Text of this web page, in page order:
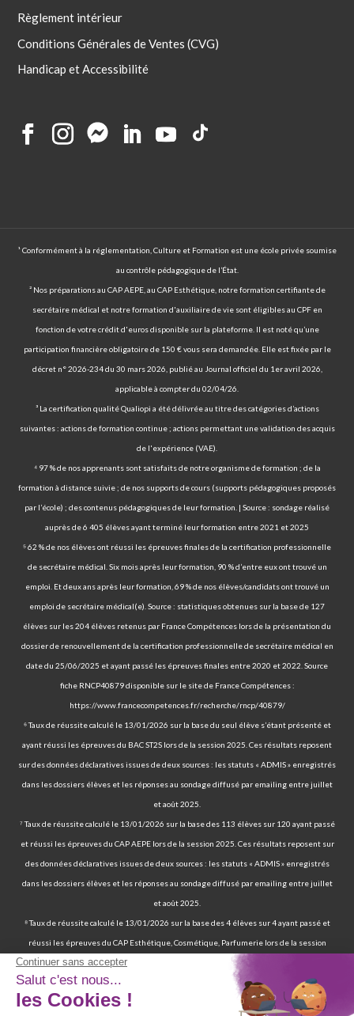
Règlement intérieur
Conditions Générales de Ventes (CVG)
Handicap et Accessibilité
¹ Conformément à la réglementation, Culture et Formation est une école privée soumise
au contrôle pédagogique de l’État.
² Nos préparations au CAP AEPE, au CAP Esthétique, notre formation certifiante de
secrétaire médical et notre formation d'auxiliaire de vie sont éligibles au CPF en
fonction de votre crédit d'euros disponible sur la plateforme. Il est noté qu’une
participation financière obligatoire de 150 € vous sera demandée. Elle est fixée par le
décret n° 2026-234 du 30 mars 2026, publié au Journal officiel du 1er avril 2026,
applicable à compter du 02/04/26.
³ La certification qualité Qualiopi a été délivrée au titre des catégories d’actions
suivantes : actions de formation continue ; actions permettant une validation des acquis
de l'expérience (VAE).
⁴ 97 % de nos apprenants sont satisfaits de notre organisme de formation ; de la
formation à distance suivie ; de nos supports de cours (supports pédagogiques proposés
par l’école) ; des contenus pédagogiques de leur formation. | Source : sondage réalisé
auprès de 6 405 élèves ayant terminé leur formation entre 2021 et 2025
⁵ 62 % de nos élèves ont réussi les épreuves finales de la certification professionnelle
de secrétaire médical. Six mois après leur formation, 90 % d’entre eux ont trouvé un
emploi. Et deux ans après leur formation, 69 % de nos élèves/candidats ont trouvé un
emploi de secrétaire médical(e). Source : statistiques obtenues sur la base de 127
élèves sur les 204 élèves retenus par France Compétences lors de la présentation du
dossier de renouvellement de la certification professionnelle de secrétaire médical en
date du 25/06/2025 et ayant passé les épreuves finales entre 2020 et 2022. Source
fiche RNCP40879 disponible sur le site de France Compétences :
https://www.francecompetences.fr/recherche/rncp/40879/
⁶ Taux de réussite calculé le 13/01/2026 sur la base du seul élève s’étant présenté et
ayant réussi les épreuves du BAC ST2S lors de la session 2025. Ces résultats reposent
sur des données déclaratives issues de deux sources : les statuts « ADMIS » enregistrés
dans les dossiers élèves et les réponses au sondage diffusé par emailing entre juillet
et août 2025.
⁷ Taux de réussite calculé le 13/01/2026 sur la base des 113 élèves sur 120 ayant passé
et réussi les épreuves du CAP AEPE lors de la session 2025. Ces résultats reposent sur
des données déclaratives issues de deux sources : les statuts « ADMIS » enregistrés
dans les dossiers élèves et les réponses au sondage diffusé par emailing entre juillet
et août 2025.
⁸ Taux de réussite calculé le 13/01/2026 sur la base des 4 élèves sur 4 ayant passé et
réussi les épreuves du CAP Esthétique, Cosmétique, Parfumerie lors de la session
2025. Ces résultats reposent sur des données déclaratives issues de deux sources : les
statuts « ADMIS » enregistrés dans les dossiers élèves et les réponses au sondage
diffusé par emailing entre juillet et août 2025.